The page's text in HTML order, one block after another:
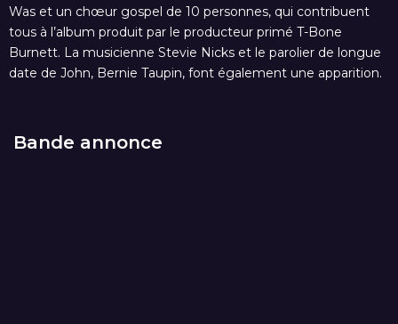
Was et un chœur gospel de 10 personnes, qui contribuent
tous à l’album produit par le producteur primé T-Bone
Burnett. La musicienne Stevie Nicks et le parolier de longue
date de John, Bernie Taupin, font également une apparition.
Bande annonce